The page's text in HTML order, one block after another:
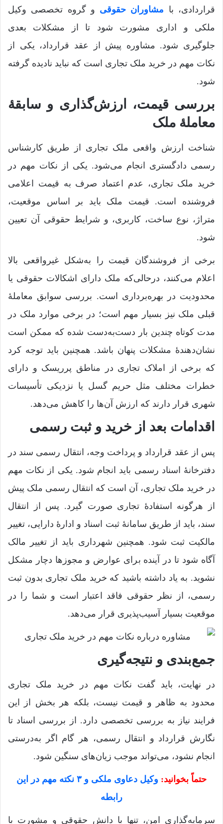
قراردادی، با مشاوران حقوقی و گروه تخصصی وکیل
ملکی و اداری مشورت شود تا از مشکلات بعدی
جلوگیری شود. مشاوره پیش از عقد قرارداد، یکی از
نکات مهم در خرید ملک تجاری است که نباید نادیده گرفته
شود.
بررسی قیمت، ارزش‌گذاری و سابقۀ
معاملۀ ملک
شناخت ارزش واقعی ملک تجاری از طریق کارشناس
رسمی دادگستری انجام می‌شود. یکی از نکات مهم در
خرید ملک تجاری، عدم اعتماد صرف به قیمت اعلامی
فروشنده است. قیمت ملک باید بر اساس موقعیت،
متراژ، نوع ساخت، کاربری، و شرایط حقوقی آن تعیین
شود.
برخی از فروشندگان قیمت را به‌شکل غیرواقعی بالا
اعلام می‌کنند، درحالی‌که ملک دارای اشکالات حقوقی یا
محدودیت در بهره‌برداری است. بررسی سوابق معاملۀ
قبلی ملک نیز بسیار مهم است؛ در برخی موارد ملک در
مدت کوتاه چندین بار دست‌به‌دست شده که ممکن است
نشان‌دهندۀ مشکلات پنهان باشد. همچنین باید توجه کرد
که برخی از املاک تجاری در مناطق پرریسک و دارای
خطرات مختلف مثل حریم گسل یا نزدیکی تأسیسات
شهری قرار دارند که ارزش آن‌ها را کاهش می‌دهد.
اقدامات بعد از خرید و ثبت رسمی
پس از عقد قرارداد و پرداخت وجه، انتقال رسمی سند در
دفترخانۀ اسناد رسمی باید انجام شود. یکی از نکات مهم
در خرید ملک تجاری، آن است که انتقال رسمی ملک پیش
از هرگونه استفادۀ تجاری صورت گیرد. پس از انتقال
سند، باید از طریق سامانۀ ثبت اسناد و ادارۀ دارایی، تغییر
مالکیت ثبت شود. همچنین شهرداری باید از تغییر مالک
آگاه شود تا در آینده برای عوارض و مجوزها دچار مشکل
نشوید. به یاد داشته باشید که خرید ملک تجاری بدون ثبت
رسمی، از نظر حقوقی فاقد اعتبار است و شما را در
موقعیت بسیار آسیب‌پذیری قرار می‌دهد.
جمع‌بندی و نتیجه‌گیری
در نهایت، باید گفت نکات مهم در خرید ملک تجاری
محدود به ظاهر و قیمت نیست، بلکه هر بخش از این
فرایند نیاز به بررسی تخصصی دارد. از بررسی اسناد تا
نگارش قرارداد و انتقال رسمی، هر گام اگر به‌درستی
انجام نشود، می‌تواند موجب زیان‌های سنگین شود.
حتماً بخوانید:
وکیل دعاوی ملکی و ۳ نکته مهم در این
رابطه
سرمایه‌گذاری امن، تنها با دانش حقوقی و مشورت با